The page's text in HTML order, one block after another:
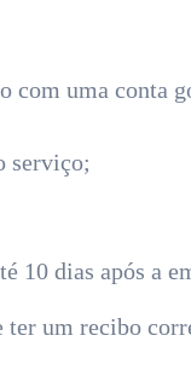
com uma conta
serviço;
10 dias após a
ter um recibo